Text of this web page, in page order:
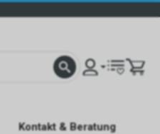
Kontakt & Beratung